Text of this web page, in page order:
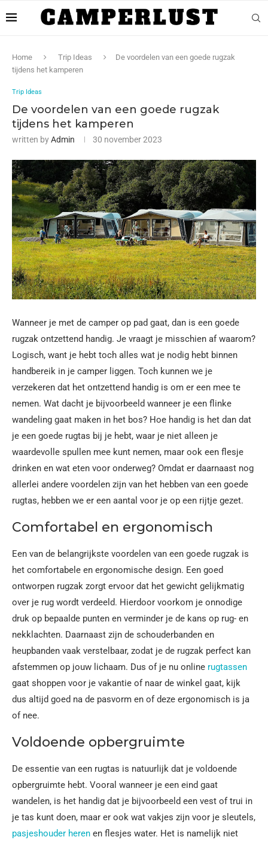
Home Trip Ideas
De voordelen van een goede rugzak
tijdens het kamperen
Trip Ideas
De voordelen van een goede rugzak
tijdens het kamperen
written byAdmin 30 november 2023
Wanneer je met de camper op pad gaat, dan is een goede
rugzak ontzettend handig. Je vraagt je misschien af waarom?
Logisch, want je hebt toch alles wat je nodig hebt binnen
handbereik in je camper liggen. Toch kunnen we je
verzekeren dat het ontzettend handig is om er een mee te
nemen. Wat dacht je bijvoorbeeld wanneer je een flinke
wandeling gaat maken in het bos? Hoe handig is het dan dat
je een goede rugtas bij je hebt, waar je niet alleen je
waardevolle spullen mee kunt nemen, maar ook een flesje
drinken en wat eten voor onderweg? Omdat er daarnaast nog
allerlei andere voordelen zijn van het hebben van een goede
rugtas, hebben we er een aantal voor je op een rijtje gezet.
Comfortabel en ergonomisch
Een van de belangrijkste voordelen van een goede rugzak is
het comfortabele en ergonomische design. Een goed
ontworpen rugzak zorgt ervoor dat het gewicht gelijkmatig
over je rug wordt verdeeld. Hierdoor voorkom je onnodige
druk op bepaalde punten en verminder je de kans op rug- en
nekklachten. Daarnaast zijn de schouderbanden en
heupbanden vaak verstelbaar, zodat je de rugzak perfect kan
afstemmen op jouw lichaam. Dus of je nu online rugtassen
gaat shoppen voor je vakantie of naar de winkel gaat, kijk
dus altijd goed na de pasvorm en of deze ergonomisch is ja
of nee.
Voldoende opbergruimte
De essentie van een rugtas is natuurlijk dat je voldoende
opbergruimte hebt. Vooral wanneer je een eind gaat
wandelen, is het handig dat je bijvoorbeeld een vest of trui in
je tas kunt doen, maar er ook wat vakjes zijn voor je sleutels,
pasjeshouder heren en flesjes water. Het is namelijk niet